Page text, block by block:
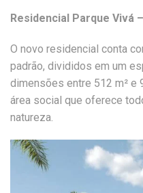
Residencial Parque Vivá
O novo residencial conta
padrão, divididos em um
dimensões entre 512 m² e
área social que oferece
natureza.